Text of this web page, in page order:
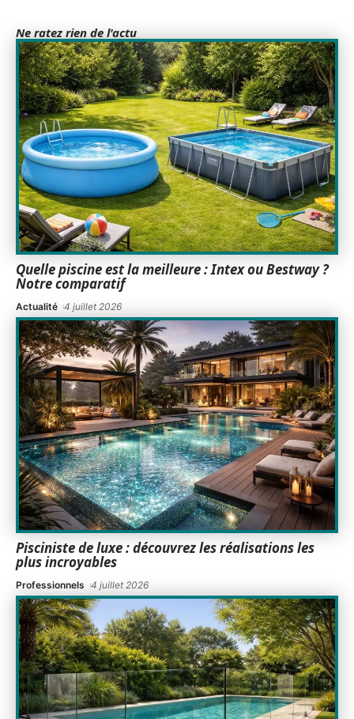
Ne ratez rien de l'actu
Quelle piscine est la meilleure : Intex ou Bestway ?
Notre comparatif
Actualité 4 juillet 2026
Pisciniste de luxe : découvrez les réalisations les
plus incroyables
Professionnels 4 juillet 2026